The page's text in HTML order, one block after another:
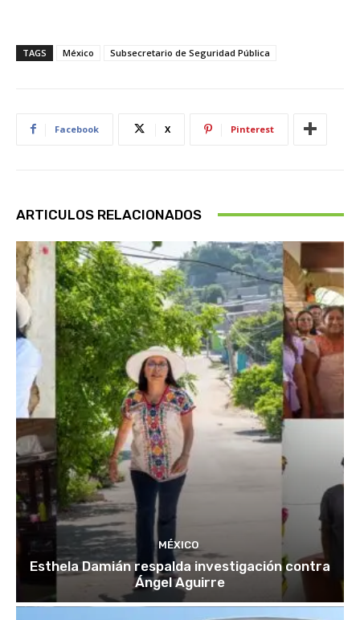
TAGS México Subsecretario de Seguridad Pública
Facebook X Pinterest
ARTICULOS RELACIONADOS
MÉXICO
Esthela Damián respalda investigación contra
Ángel Aguirre